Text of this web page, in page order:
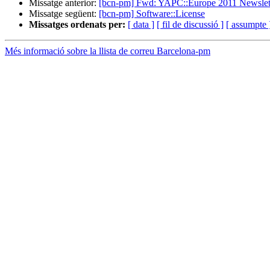
Missatge anterior: [bcn-pm] Fwd: YAPC::Europe 2011
Missatge següent: [bcn-pm] Software::License
Missatges ordenats per: [ data ] [ fil de discussió ] [ assumpte
Més informació sobre la llista de correu Barcelona-pm